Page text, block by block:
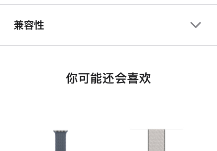
兼容性
你可能还会喜欢